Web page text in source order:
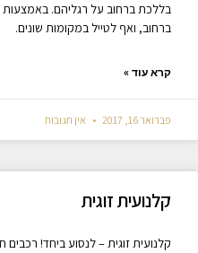
בללכת ברחוב על רגליהם. באמצעות
ברחוב, ואף לטייל במקומות שונים.
קרא עוד »
פברואר 16, 2017 אין תגובות
קלנועית זוגית
קלנועית זוגית – לנסוע ביחד! רכבים